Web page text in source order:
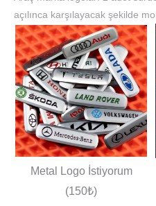
açılınca karşılayacak şekilde
Metal Logo İstiyorum
(150₺)